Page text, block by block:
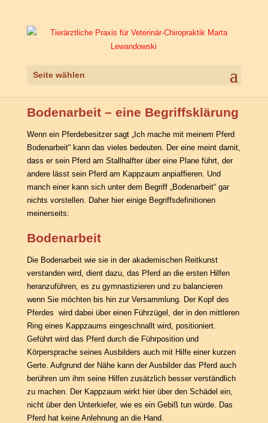
Seite wählen
Bodenarbeit – eine Begriffsklärung
Wenn ein Pferdebesitzer sagt „Ich mache mit meinem Pferd
Bodenarbeit“ kann das vieles bedeuten. Der eine meint damit,
dass er sein Pferd am Stallhalfter über eine Plane führt, der
andere lässt sein Pferd am Kappzaum anpiaffieren. Und
manch einer kann sich unter dem Begriff „Bodenarbeit“ gar
nichts vorstellen. Daher hier einige Begriffsdefinitionen
meinerseits:
Bodenarbeit
Die Bodenarbeit wie sie in der akademischen Reitkunst
verstanden wird, dient dazu, das Pferd an die ersten Hilfen
heranzuführen, es zu gymnastizieren und zu balancieren
wenn Sie möchten bis hin zur Versammlung. Der Kopf des
Pferdes wird dabei über einen Führzügel, der in den mittleren
Ring eines Kappzaums eingeschnallt wird, positioniert.
Geführt wird das Pferd durch die Führposition und
Körpersprache seines Ausbilders auch mit Hilfe einer kurzen
Gerte. Aufgrund der Nähe kann der Ausbilder das Pferd auch
berühren um ihm seine Hilfen zusätzlich besser verständlich
zu machen. Der Kappzaum wirkt hier über den Schädel ein,
nicht über den Unterkiefer, wie es ein Gebiß tun würde. Das
Pferd hat keine Anlehnung an die Hand.